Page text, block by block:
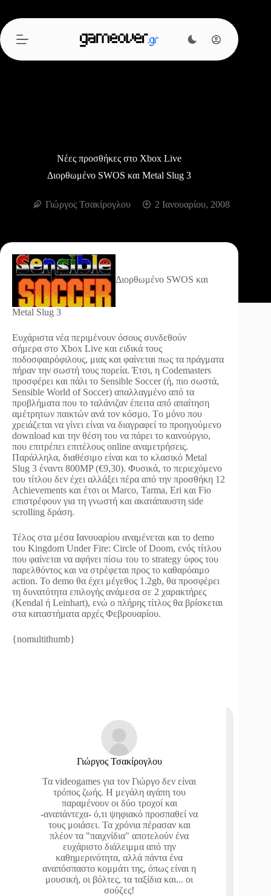
περιεχόμενο
Νέες προσθήκες στο Xbox Live
Διορθωμένο SWOS και Metal Slug 3
Γιώργος Τσακίρογλου 2 Ιανουαρίου, 2008
Διορθωμένο SWOS και
Metal Slug 3
Ευχάριστα νέα περιμένουν όσους συνδεθούν
σήμερα στο Xbox Live και ειδικά τους
ποδοσφαιρόφιλους, μιας και φαίνεται πως τα πράγματα
πήραν την σωστή τους πορεία. Έτσι, η Codemasters
προσφέρει και πάλι το Sensible Soccer (ή, πιο σωστά,
Sensible World of Soccer) απαλλαγμένο από τα
προβλήματα που το ταλάνιζαν έπειτα από απαίτηση
αμέτρητων παικτών ανά τον κόσμο. Tο μόνο που
χρειάζεται να γίνει είναι να διαγραφεί το προηγούμενο
download και την θέση του να πάρει το καινούργιο,
που επιτρέπει επιτέλους online αναμετρήσεις.
Παράλληλα, διαθέσιμο είναι και το κλασικό Metal
Slug 3 έναντι 800MP (€9,30). Φυσικά, το περιεχόμενο
του τίτλου δεν έχει αλλάξει πέρα από την προσθήκη 12
Achievements και έτσι οι Marco, Tarma, Eri και Fio
επιστρέφουν για τη γνωστή και ακατάπαυστη side
scrolling δράση.
Τέλος στα μέσα Ιανουαρίου αναμένεται και το demo
του Kingdom Under Fire: Circle of Doom, ενός τίτλου
που φαίνεται να αφήνει πίσω του το strategy ύφος του
παρελθόντος και να στρέφεται προς το καθαρόαιμο
action. Το demo θα έχει μέγεθος 1.2gb, θα προσφέρει
τη δυνατότητα επιλογής ανάμεσα σε 2 χαρακτήρες
(Kendal ή Leinhart), ενώ ο πλήρης τίτλος θα βρίσκεται
στα καταστήματα αρχές Φεβρουαρίου.
{nomultithumb}
Γιώργος Τσακίρογλου
Τα videogames για τον Γιώργο δεν είναι
τρόπος ζωής. Η μεγάλη αγάπη του
παραμένουν οι δύο τροχοί και
-αναπάντεχα- ό,τι ψηφιακό προσπαθεί να
τους μοιάσει. Τα χρόνια πέρασαν και
πλέον τα "παιχνίδια" αποτελούν ένα
ευχάριστο διάλειμμα από την
καθημερινότητα, αλλά πάντα ένα
αναπόσπαστο κομμάτι της, όπως είναι η
μουσική, οι βόλτες, τα ταξίδια και... οι
σούζες!